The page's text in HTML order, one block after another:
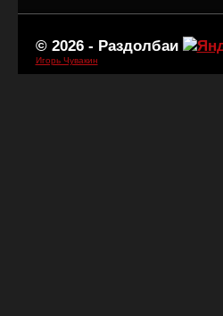
© 2026 - Раздолбаи
Игорь Чувакин